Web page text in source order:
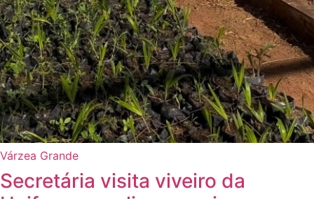
Várzea Grande
Secretária visita viveiro da